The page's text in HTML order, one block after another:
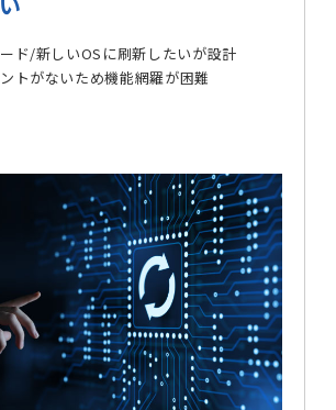
ド/新しいOSに刷新したいが設計
トがないため機能網羅が困難